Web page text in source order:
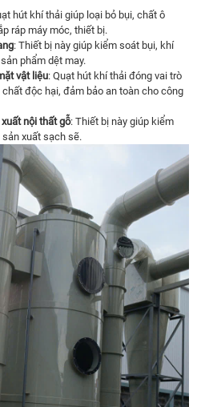
hút khí thải giúp loại bỏ bụi, chất ô
ráp máy móc, thiết bị.
: Thiết bị này giúp kiểm soát bụi, khí
phẩm dệt may.
vật liệu: Quạt hút khí thải đóng vai trò
độc hại, đảm bảo an toàn cho công
nội thất gỗ: Thiết bị này giúp kiểm
xuất sạch sẽ.